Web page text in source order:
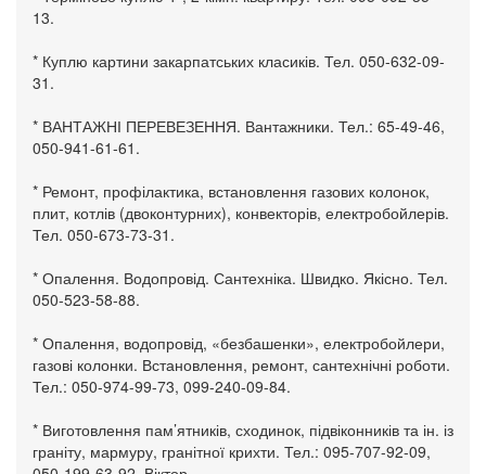
13.
* Куплю картини закарпатських класиків. Тел. 050-632-09-
31.
* ВАНТАЖНІ ПЕРЕВЕЗЕННЯ. Вантажники. Тел.: 65-49-46,
050-941-61-61.
* Ремонт, профілактика, встановлення газових колонок,
плит, котлів (двоконтурних), конвекторів, електробойлерів.
Тел. 050-673-73-31.
* Опалення. Водопровід. Сантехніка. Швидко. Якісно. Тел.
050-523-58-88.
* Опалення, водопровід, «безбашенки», електробойлери,
газові колонки. Встановлення, ремонт, сантехнічні роботи.
Тел.: 050-974-99-73, 099-240-09-84.
* Виготовлення пам’ятників, сходинок, підвіконників та ін. із
граніту, мармуру, гранітної крихти. Тел.: 095-707-92-09,